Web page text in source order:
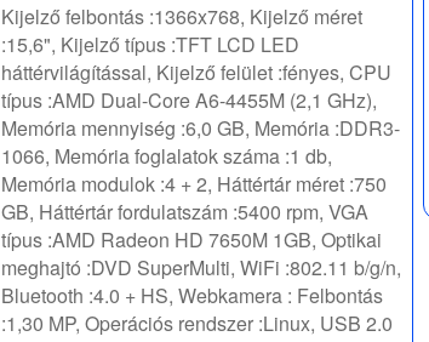
Kijelző felbontás :1366x768, Kijelző méret
:15,6", Kijelző típus :TFT LCD LED
háttérvilágítással, Kijelző felület :fényes, CPU
típus :AMD Dual-Core A6-4455M (2,1 GHz),
Memória mennyiség :6,0 GB, Memória :DDR3-
1066, Memória foglalatok száma :1 db,
Memória modulok :4 + 2, Háttértár méret :750
GB, Háttértár fordulatszám :5400 rpm, VGA
típus :AMD Radeon HD 7650M 1GB, Optikai
meghajtó :DVD SuperMulti, WiFi :802.11 b/g/n,
Bluetooth :4.0 + HS, Webkamera : Felbontás
:1,30 MP, Operációs rendszer :Linux, USB 2.0